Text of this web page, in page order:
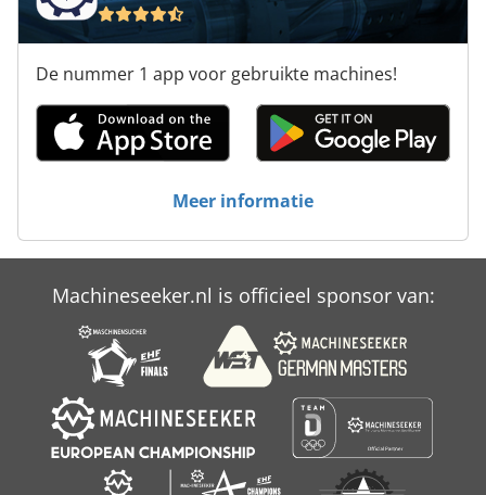
De nummer 1 app voor gebruikte machines!
Meer informatie
Machineseeker.nl is officieel sponsor van: